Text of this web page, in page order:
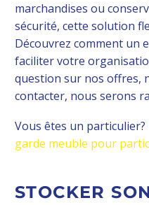
marchandises ou
sécurité, cette solution
Découvrez comment un
faciliter votre
question sur nos offres,
contacter, nous serons
Vous êtes un particulier?
garde meuble pour
STOCKER